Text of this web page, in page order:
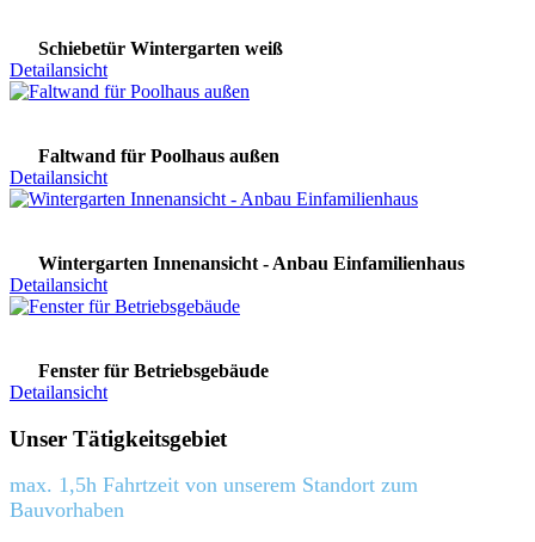
Schiebetür Wintergarten weiß
Detailansicht
Faltwand für Poolhaus außen
Detailansicht
Wintergarten Innenansicht - Anbau Einfamilienhaus
Detailansicht
Fenster für Betriebsgebäude
Detailansicht
Unser Tätigkeitsgebiet
max. 1,5h Fahrtzeit von unserem Standort zum
Bauvorhaben